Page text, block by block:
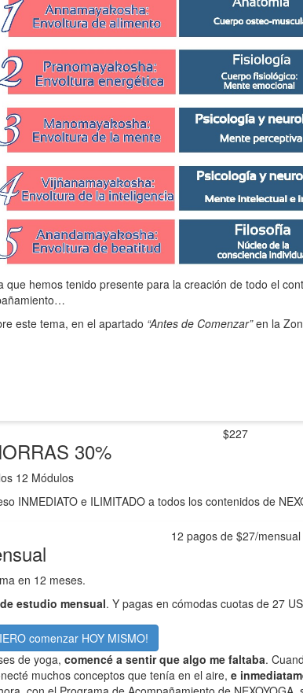
hemos tenido presente para la creación de todo el
este tema, en el apartado “Antes de Comenzar”en la
30%
12 Módulos
INMEDIATO e ILIMITADO a todos los contenidos de
$227
en 12 meses.
estudio mensual. Y pagas en cómodas cuotas de 27
12 pagos de $27/mensual
comenzar HOY MISMO!
de yoga, comencé a sentir que algo me faltaba.
muchos conceptos que tenía en el aire, e